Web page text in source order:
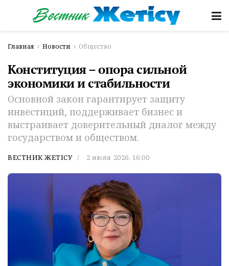
Главная Новости Общество
Конституция – опора сильной
экономики и стабильности
Основной закон гарантирует защиту
инвестиций, поддерживает бизнес и
выстраивает доверительный диалог между
государством и обществом.
ВЕСТНИК ЖЕТІСУ 2 июля 2026, 16:00